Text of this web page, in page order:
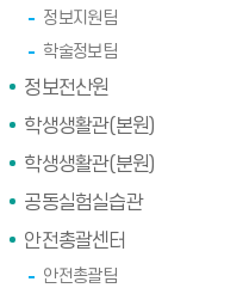
정보지원팀
학술정보팀
정보전산원
학생생활관(본원)
학생생활관(분원)
공동실험실습관
안전총괄센터
안전총괄팀